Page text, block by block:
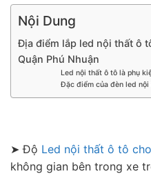
Nội Dung
Địa điểm lắp led nội thất ô
Quận Phú Nhuận
Led nội thất ô tô là phụ
Đặc điểm của đèn led nội
➤ Độ Led nội thất ô tô
không gian bên trong xe